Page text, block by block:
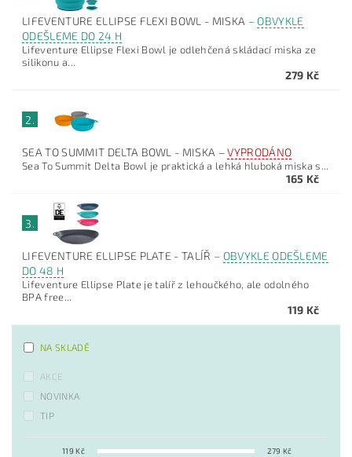
LIFEVENTURE ELLIPSE FLEXI BOWL - MISKA – OBVYKLE
ODEŠLEME DO 24 H
Lifeventure Ellipse Flexi Bowl je odlehčená skládací miska ze
silikonu a...
279 Kč
2.
SEA TO SUMMIT DELTA BOWL - MISKA –VYPRODÁNO
Sea To Summit Delta Bowl je praktická a lehká hluboká miska s...
165 Kč
3.
LIFEVENTURE ELLIPSE PLATE - TALÍŘ – OBVYKLE ODEŠLEME
DO 48 H
Lifeventure Ellipse Plate je talíř z lehoučkého, ale odolného
BPA free...
119 Kč
NA SKLADĚ
AKCE
NOVINKA
TIP
119 Kč 279 Kč